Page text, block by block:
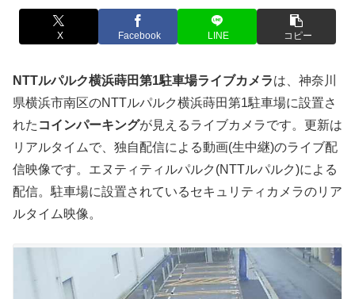
X Facebook LINE コピー
NTTルパルク横浜蒔田第1駐車場ライブカメラは、神奈川
県横浜市南区のNTTルパルク横浜蒔田第1駐車場に設置さ
れた コインパーキングが見えるライブカメラです。更新は
リアルタイムで、独自配信による動画(生中継)のライブ配
信映像です。エヌティティルパルク(NTTルパルク)による
配信。駐車場に設置されているセキュリティカメラのリア
ルタイム映像。